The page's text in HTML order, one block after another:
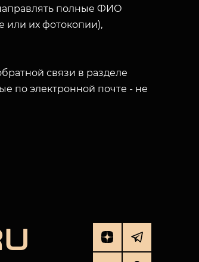
полные ФИО
или их фотокопии),
связи в разделе
по электронной почте - не